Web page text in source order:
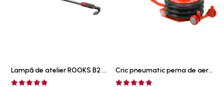
Lampă de atelier ROOKS B2 HYBRID pentru capotă, 2000 lumeni, 5000 mAh Cric pneumatic perna de aer cu inaltator 6T